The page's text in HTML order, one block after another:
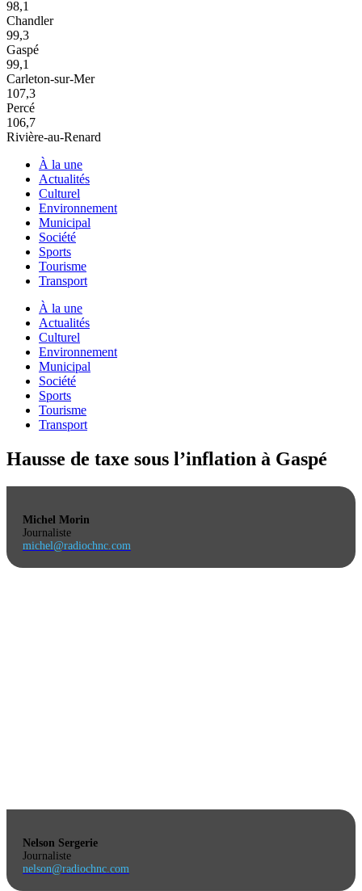
98,1
Chandler
99,3
Gaspé
99,1
Carleton-sur-Mer
107,3
Percé
106,7
Rivière-au-Renard
À la une
Actualités
Culturel
Environnement
Municipal
Société
Sports
Tourisme
Transport
À la une
Actualités
Culturel
Environnement
Municipal
Société
Sports
Tourisme
Transport
Hausse de taxe sous l’inflation à Gaspé
Michel Morin
Journaliste
michel@radiochnc.com
Nelson Sergerie
Journaliste
nelson@radiochnc.com